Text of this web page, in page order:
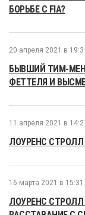
БОРЬБЕ С FIA?
20 апреля 2021 в 19:31
БЫВШИЙ ТИМ-
ФЕТТЕЛЯ И
11 апреля 2021 в 14:21
ЛОУРЕНС
16 марта 2021 в 15:31
ЛОУРЕНС СТРОЛЛ